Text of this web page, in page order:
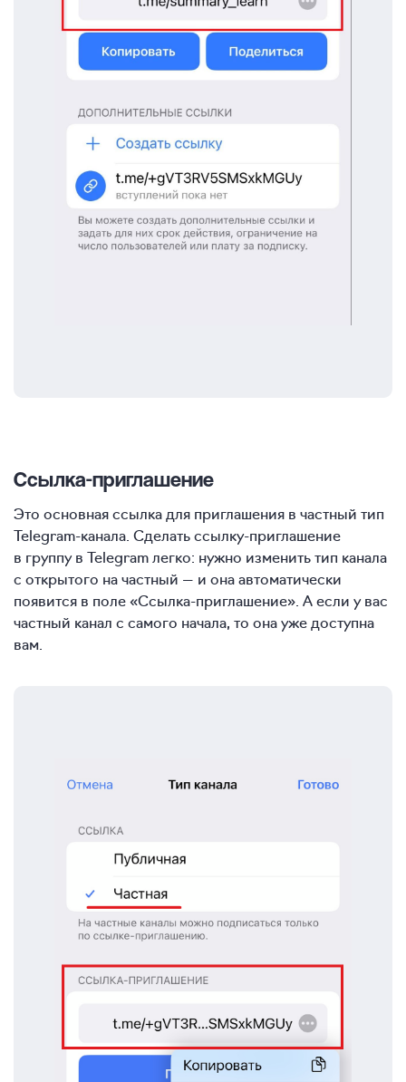
Ссылка-приглашение
Это основная ссылка для приглашения в частный тип
Telegram-канала. Сделать ссылку-приглашение
в группу в Telegram легко: нужно изменить тип канала
с открытого на частный — и она автоматически
появится в поле «Ссылка-приглашение». А если у вас
частный канал с самого начала, то она уже доступна
вам.